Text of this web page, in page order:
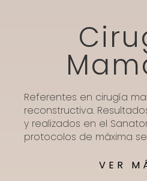
Referentes en cirugía
reconstructiva.
y realizados en el
protocolos de máxima
VER